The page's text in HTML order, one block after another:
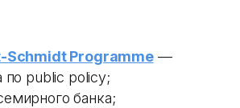
Schmidt Programme—
по public policy;
банка;